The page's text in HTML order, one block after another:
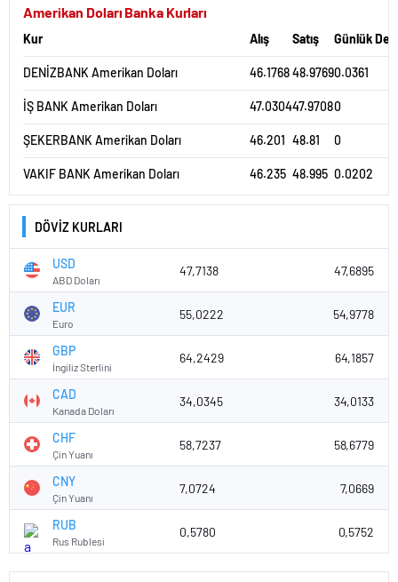
Amerikan Doları Banka Kurları
Kur Alış Satış Günlük
DENİZBANK Amerikan Doları 46.176848.97690.0361
İŞ BANK Amerikan Doları 47.030447.97080
ŞEKERBANK Amerikan Doları 46.201 48.81 0
VAKIF BANK Amerikan Doları 46.235 48.995 0.0202
DÖVİZ KURLARI
USD
ABD Doları
47,7138 47,6895
EUR
Euro
55,0222 54,9778
GBP
İngiliz Sterlini
64,2429 64,1857
CAD
Kanada Doları
34,0345 34,0133
CHF
Çin Yuanı
58,7237 58,6779
CNY
Çin Yuanı
7,0724 7,0669
RUB
Rus Rublesi
0,5780 0,5752